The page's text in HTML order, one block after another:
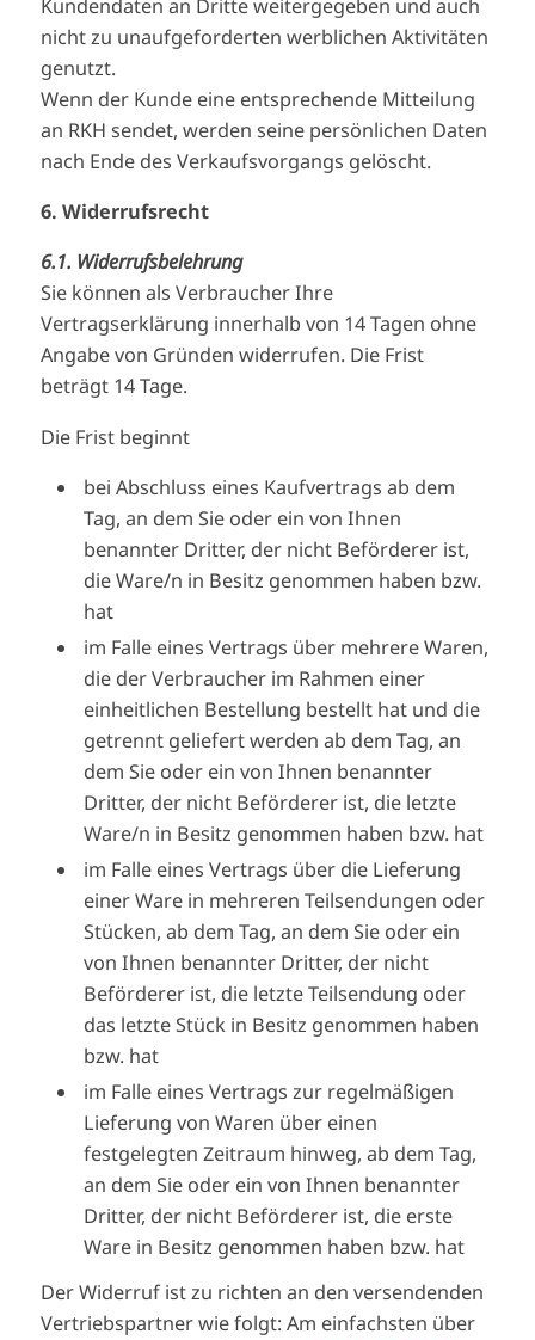
Kundendaten an Dritte weitergegeben und auch
nicht zu unaufgeforderten werblichen Aktivitäten
genutzt.
Wenn der Kunde eine entsprechende Mitteilung
an RKH sendet, werden seine persönlichen Daten
nach Ende des Verkaufsvorgangs gelöscht.
6. Widerrufsrecht
6.1. Widerrufsbelehrung
Sie können als Verbraucher Ihre
Vertragserklärung innerhalb von 14 Tagen ohne
Angabe von Gründen widerrufen. Die Frist
beträgt 14 Tage.
Die Frist beginnt
bei Abschluss eines Kaufvertrags ab dem
Tag, an dem Sie oder ein von Ihnen
benannter Dritter, der nicht Beförderer ist,
die Ware/n in Besitz genommen haben bzw.
hat
im Falle eines Vertrags über mehrere Waren,
die der Verbraucher im Rahmen einer
einheitlichen Bestellung bestellt hat und die
getrennt geliefert werden ab dem Tag, an
dem Sie oder ein von Ihnen benannter
Dritter, der nicht Beförderer ist, die letzte
Ware/n in Besitz genommen haben bzw. hat
im Falle eines Vertrags über die Lieferung
einer Ware in mehreren Teilsendungen oder
Stücken, ab dem Tag, an dem Sie oder ein
von Ihnen benannter Dritter, der nicht
Beförderer ist, die letzte Teilsendung oder
das letzte Stück in Besitz genommen haben
bzw. hat
im Falle eines Vertrags zur regelmäßigen
Lieferung von Waren über einen
festgelegten Zeitraum hinweg, ab dem Tag,
an dem Sie oder ein von Ihnen benannter
Dritter, der nicht Beförderer ist, die erste
Ware in Besitz genommen haben bzw. hat
Der Widerruf ist zu richten an den versendenden
Vertriebspartner wie folgt: Am einfachsten über